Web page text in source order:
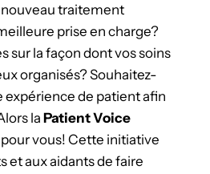
nouveau traitement
prise en charge?
sur la façon dont vos soins
organisés? Souhaitez-
expérience de patient afin
la Patient Voice
vous! Cette initiative
et aux aidants de faire